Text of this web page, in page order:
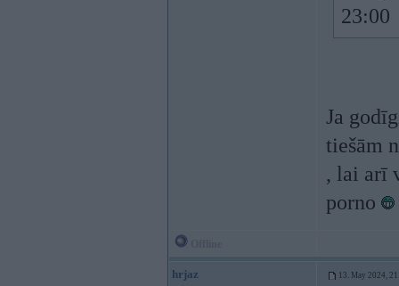
23:00
Ja
tiešām
, lai arī
porno
hrjaz 13. May 2024,